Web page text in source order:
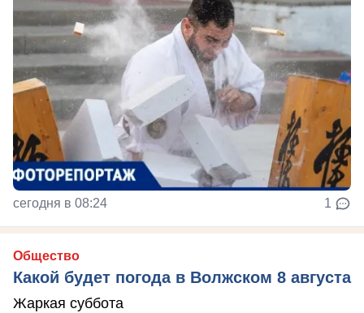
сегодня в 08:24 1
Общество
Какой будет погода в Волжском 8 августа
Жаркая суббота